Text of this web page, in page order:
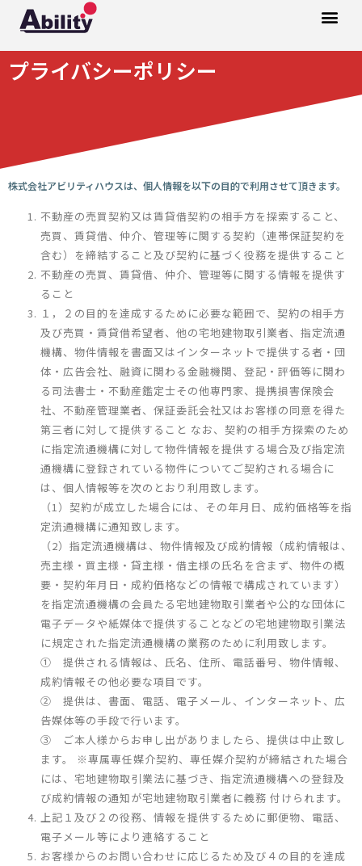
プライバシーポリシー
株式会社アビリティハウスは、個人情報を以下の目的で利用させて頂きます。
不動産の売買契約又は賃貸借契約の相手方を探索すること、
売買、賃貸借、仲介、管理等に関する契約（連帯保証契約を
含む）を締結すること及び契約に基づく役務を提供すること
不動産の売買、賃貸借、仲介、管理等に関する情報を提供す
ること
１，２の目的を達成するために必要な範囲で、契約の相手方
及び売買・賃貸借希望者、他の宅地建物取引業者、指定流通
機構、物件情報を書面又はインターネットで提供する者・団
体・広告会社、融資に関わる金融機関、登記・評価等に関わ
る司法書士・不動産鑑定士その他専門家、提携損害保険会
社、不動産管理業者、保証委託会社又はお客様の同意を得た
第三者に対して提供すること なお、契約の相手方探索のため
に指定流通機構に対して物件情報を提供する場合及び指定流
通機構に登録されている物件についてご契約される場合に
は、個人情報等を次のとおり利用致します。
（1）契約が成立した場合には、その年月日、成約価格等を指
定流通機構に通知致します。
（2）指定流通機構は、物件情報及び成約情報（成約情報は、
売主様・買主様・貸主様・借主様の氏名を含まず、物件の概
要・契約年月日・成約価格などの情報で構成されています）
を指定流通機構の会員たる宅地建物取引業者や公的な団体に
電子データや紙媒体で提供することなどの宅地建物取引業法
に規定された指定流通機構の業務のために利用致します。
① 提供される情報は、氏名、住所、電話番号、物件情報、
成約情報その他必要な項目です。
② 提供は、書面、電話、電子メール、インターネット、広
告媒体等の手段で行います。
③ ご本人様からお申し出がありましたら、提供は中止致し
ます。 ※専属専任媒介契約、専任媒介契約が締結された場合
には、宅地建物取引業法に基づき、指定流通機構への登録及
び成約情報の通知が宅地建物取引業者に義務 付けられます。
上記１及び２の役務、情報を提供するために郵便物、電話、
電子メール等により連絡すること
お客様からのお問い合わせに応じるため及び４の目的を達成